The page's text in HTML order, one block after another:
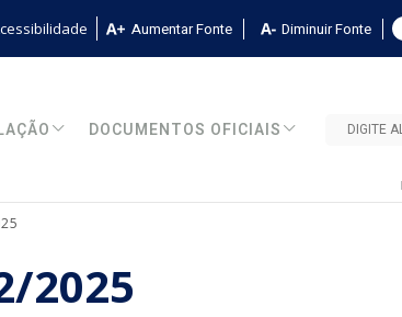
Aumentar Fonte Diminuir Fonte
DOCUMENTOS OFICIAIS
2025